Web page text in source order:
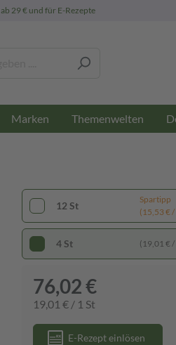
ab 29 € und für E-Rezepte
Marken Themenwelten
12 St
Spartipp
(15,53 € /
4 St (19,01 € /
76,02 €
19,01 € / 1 St
E-Rezept einlösen